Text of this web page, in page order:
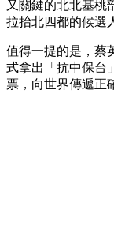
又關鍵的北北基桃
拉抬北四都的候選
值得一提的是，蔡
式拿出「抗中保台
票，向世界傳遞正